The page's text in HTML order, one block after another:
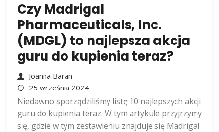
Czy Madrigal
Pharmaceuticals, Inc.
(MDGL) to najlepsza akcja
guru do kupienia teraz?
Joanna Baran
25 września 2024
Niedawno sporządziliśmy listę 10 najlepszych akcji
guru do kupienia teraz. W tym artykule przyjrzymy
się, gdzie w tym zestawieniu znajduje się Madrigal